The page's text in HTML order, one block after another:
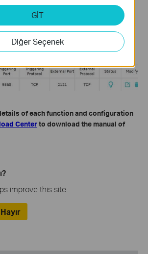
is showing and the status shows
of each function and configuration
Centerto download the manual of
improve this site.
Hayır
GİT
Diğer Seçenek